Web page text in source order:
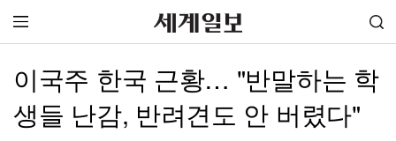
이국주 한국 근황… "반말하는 학
생들 난감, 반려견도 안 버렸다"